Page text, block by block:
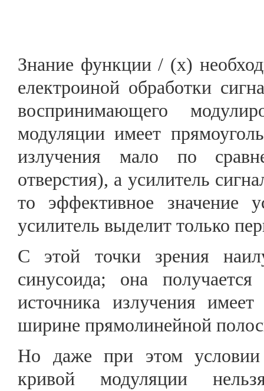
Знание функции / (х)
електроиной обработки
воспринимающего
модуляции имеет
излучения мало по
отверстия), а усилитель
то эффективное значение
усилитель выделит только
С этой точки зрения
синусоида; она
источника излучения
ширине прямолинейной
Но даже при этом
кривой модуляции